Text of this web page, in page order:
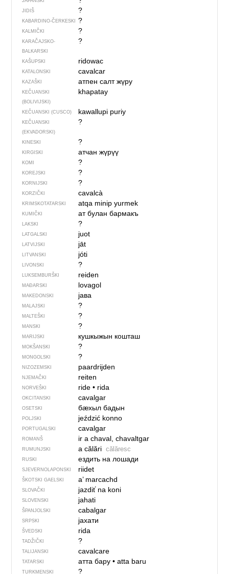
JIDIŠ ?
KABARDINO-ČERKESKI ?
KALMIČKI ?
KARAČAJSKO-
BALKARSKI
?
KAŠUPSKI ridowac
KATALONSKI cavalcar
KAZAŠKI атпен салт жүру
KEČUANSKI
(BOLIVIJSKI)
khapatay
KEČUANSKI (CUSCO) kawallupi puriy
KEČUANSKI
(EKVADORSKI)
?
KINESKI ?
KIRGISKI атчан жүрүү
KOMI ?
KOREJSKI ?
KORNIJSKI ?
KORZIČKI cavalcà
KRIMSKOTATARSKI atqa minip yurmek
KUMIČKI ат булан бармакъ
LAKSKI ?
LATGALSKI juot
LATVIJSKI jāt
LITVANSKI jóti
LIVONSKI ?
LUKSEMBURŠKI reiden
MAĐARSKI lovagol
MAKEDONSKI јава
MALAJSKI ?
MALTEŠKI ?
MANSKI ?
MARIJSKI кушкыжын кошташ
MOKŠANSKI ?
MONGOLSKI ?
NIZOZEMSKI paardrijden
NJEMAČKI reiten
NORVEŠKI ride• rida
OKCITANSKI cavalgar
OSETSKI бӕхыл бадын
POLJSKI jeździć konno
PORTUGALSKI cavalgar
ROMANŠ ir a chaval, chavaltgar
RUMUNJSKI a călări călăresc
RUSKI ездить на лошади
SJEVER­NO­LA­PONSKI riidet
ŠKOTSKI GAELSKI a’ marcachd
SLOVAČKI jazdiť na koni
SLOVENSKI jahati
ŠPANJOLSKI cabalgar
SRPSKI јахати
ŠVEDSKI rida
TADŽIČKI ?
TALIJANSKI cavalcare
TATARSKI атта бару• atta baru
TURKMENSKI ?